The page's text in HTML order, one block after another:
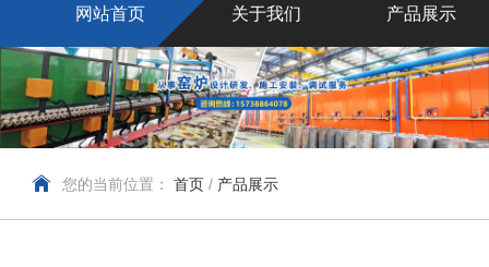
网站首页 关于我们 产品展示
您的当前位置： 首页 / 产品展示